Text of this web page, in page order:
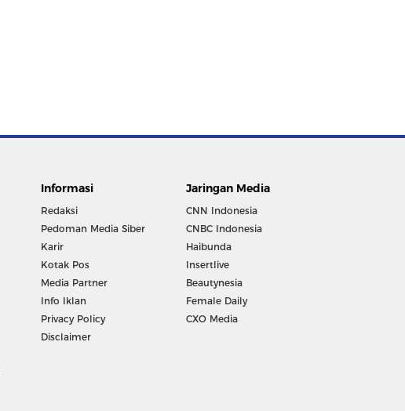
Informasi
Redaksi
Pedoman Media Siber
Karir
Kotak Pos
Media Partner
Info Iklan
Privacy Policy
Disclaimer
Jaringan Media
CNN Indonesia
CNBC Indonesia
Haibunda
Insertlive
Beautynesia
Female Daily
CXO Media